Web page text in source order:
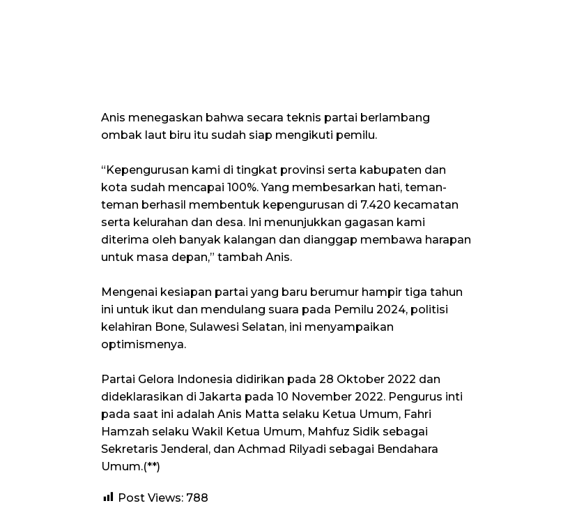
Anis menegaskan bahwa secara teknis partai berlambang
ombak laut biru itu sudah siap mengikuti pemilu.
“Kepengurusan kami di tingkat provinsi serta kabupaten dan
kota sudah mencapai 100%. Yang membesarkan hati, teman-
teman berhasil membentuk kepengurusan di 7.420 kecamatan
serta kelurahan dan desa. Ini menunjukkan gagasan kami
diterima oleh banyak kalangan dan dianggap membawa harapan
untuk masa depan,” tambah Anis.
Mengenai kesiapan partai yang baru berumur hampir tiga tahun
ini untuk ikut dan mendulang suara pada Pemilu 2024, politisi
kelahiran Bone, Sulawesi Selatan, ini menyampaikan
optimismenya.
Partai Gelora Indonesia didirikan pada 28 Oktober 2022 dan
dideklarasikan di Jakarta pada 10 November 2022. Pengurus inti
pada saat ini adalah Anis Matta selaku Ketua Umum, Fahri
Hamzah selaku Wakil Ketua Umum, Mahfuz Sidik sebagai
Sekretaris Jenderal, dan Achmad Rilyadi sebagai Bendahara
Umum.(**)
Post Views: 788